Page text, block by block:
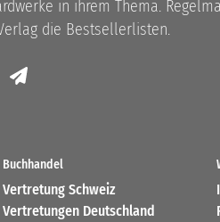
in ihrem Thema.
die Bestsellerlisten.
Buchhandel
Vertretung Schweiz
Vertretungen Deutschland